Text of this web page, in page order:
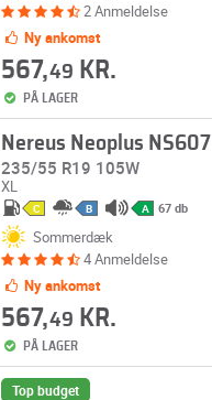
2 Anmeldelse
Ny ankomst
567,49 KR.
PÅ LAGER
Nereus Neoplus NS607
235/55 R19 105W
XL
C B A 67 db
Sommerdæk
4 Anmeldelse
Ny ankomst
567,49 KR.
PÅ LAGER
Top budget